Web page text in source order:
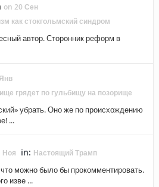
on 20 Сен
как стокгольмский синдром
автор. Сторонник реформ в
грядет по гульбищу на позорище
убрать. Оно же по происхождению
...
Ноя in: Настоящий Трамп
что можно было бы прокомментировать.
изве ...